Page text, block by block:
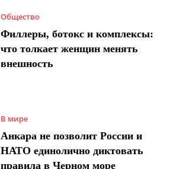
Общество
Филлеры, ботокс и комплексы:
что толкает женщин менять
внешность
В мире
Анкара не позволит России и
НАТО единолично диктовать
правила в Черном море